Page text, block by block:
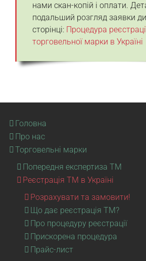
нами скан-копій і оплати.
подальший розгляд заявки
сторінці: Процедура
торговельної марки в Україні
Головна
Про нас
Торговельні марки
Попередня експертиза ТМ
Реєстрація ТМ в Україні
Розрахувати та замовити!
Що дає реєстрація ТМ?
Про процедуру реєстрації
Прискорена процедура
Прайс-лист